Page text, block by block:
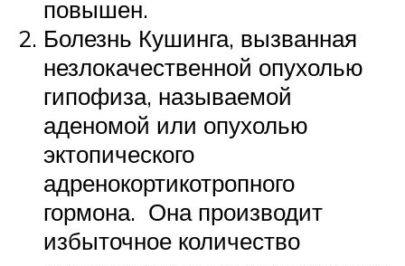
повышен.
Болезнь Кушинга, вызванная
незлокачественной опухолью
гипофиза, называемой
аденомой или опухолью
эктопического
адренокортикотропного
гормона. Она производит
избыточное количество